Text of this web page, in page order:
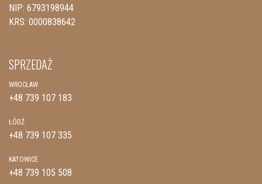
NIP: 6793198944
KRS: 0000838642
SPRZEDAŻ
WROCŁAW
+48 739 107 183
ŁÓDŹ
+48 739 107 335
KATOWICE
+48 739 105 508